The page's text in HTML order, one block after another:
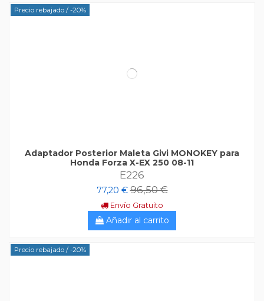
Precio rebajado / -20%
Adaptador Posterior Maleta Givi MONOKEY para
Honda Forza X-EX 250 08-11
E226
77,20 € 96,50 €
Envío Gratuito
Añadir al carrito
Precio rebajado / -20%